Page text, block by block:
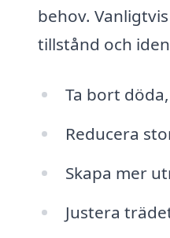
behov.
tillstånd och
Ta bort
Reducera
Skapa mer
Justera